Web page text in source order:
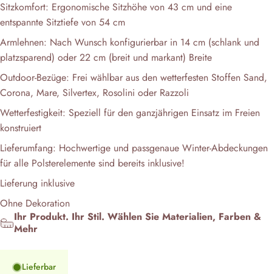
Sitzkomfort: Ergonomische Sitzhöhe von 43 cm und eine
entspannte Sitztiefe von 54 cm
Armlehnen: Nach Wunsch konfigurierbar in 14 cm (schlank und
platzsparend) oder 22 cm (breit und markant) Breite
Outdoor-Bezüge: Frei wählbar aus den wetterfesten Stoffen Sand,
Corona, Mare, Silvertex, Rosolini oder Razzoli
Wetterfestigkeit: Speziell für den ganzjährigen Einsatz im Freien
konstruiert
Lieferumfang: Hochwertige und passgenaue Winter-Abdeckungen
für alle Polsterelemente sind bereits inklusive!
Lieferung inklusive
Ohne Dekoration
Ihr Produkt. Ihr Stil. Wählen Sie Materialien, Farben &
Mehr
Lieferbar